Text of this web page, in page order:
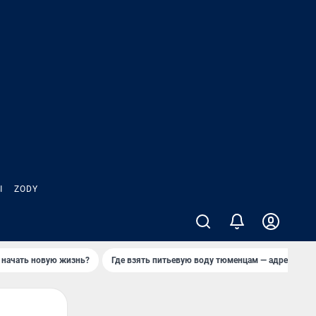
ZODY
начать новую жизнь? Где взять питьевую воду тюменцам — адреса